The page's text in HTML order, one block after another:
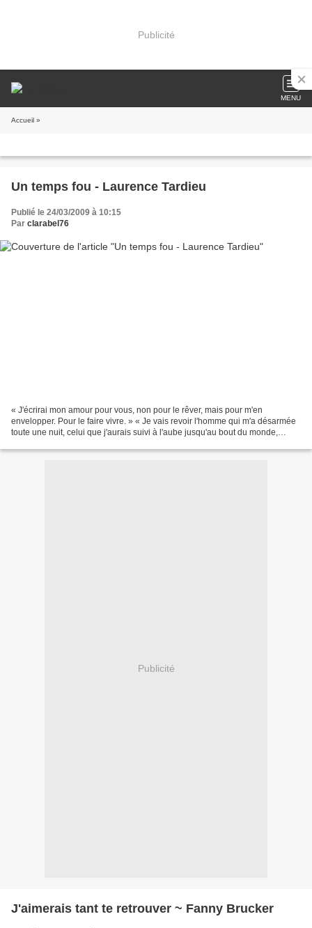
Publicité
MENU
Accueil »
Un temps fou - Laurence Tardieu
Publié le 24/03/2009 à 10:15
Par clarabel76
« J'écrirai mon amour pour vous, non pour le rêver, mais pour m'en
envelopper. Pour le faire vivre. » « Je vais revoir l'homme qui m'a désarmée
toute une nuit, celui que j'aurais suivi à l'aube jusqu'au bout du monde,
Publicité
J'aimerais tant te retrouver ~ Fanny Brucker